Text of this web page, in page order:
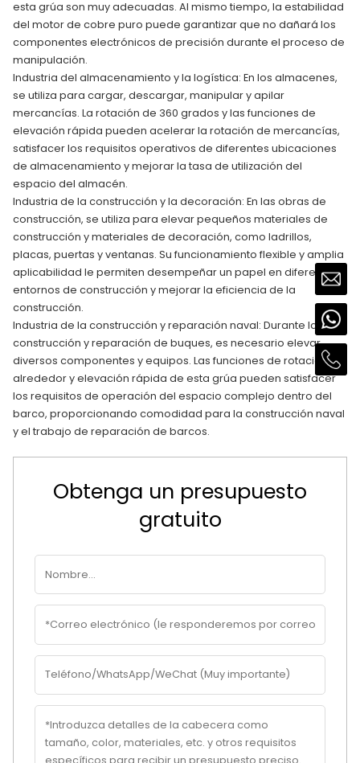
esta grúa son muy adecuadas. Al mismo tiempo, la estabilidad
del motor de cobre puro puede garantizar que no dañará los
componentes electrónicos de precisión durante el proceso de
manipulación.
Industria del almacenamiento y la logística: En los almacenes,
se utiliza para cargar, descargar, manipular y apilar
mercancías. La rotación de 360 grados y las funciones de
elevación rápida pueden acelerar la rotación de mercancías,
satisfacer los requisitos operativos de diferentes ubicaciones
de almacenamiento y mejorar la tasa de utilización del
espacio del almacén.
Industria de la construcción y la decoración: En las obras de
construcción, se utiliza para elevar pequeños materiales de
construcción y materiales de decoración, como ladrillos,
placas, puertas y ventanas. Su funcionamiento flexible y amplia
aplicabilidad le permiten desempeñar un papel en diferentes
entornos de construcción y mejorar la eficiencia de la
construcción.
Industria de la construcción y reparación naval: Durante la
construcción y reparación de buques, es necesario elevar
diversos componentes y equipos. Las funciones de rotación
alrededor y elevación rápida de esta grúa pueden satisfacer
los requisitos de operación del espacio complejo dentro del
barco, proporcionando comodidad para la construcción naval
y el trabajo de reparación de barcos.
Obtenga un presupuesto
gratuito